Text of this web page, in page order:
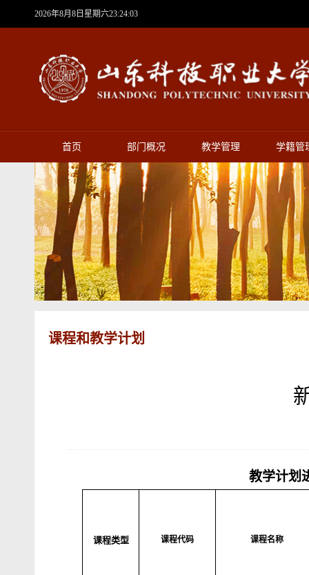
2026年8月8日星期六23:24:04
首页 部门概况 教学管理 学籍管
课程和教学计划
教学计划
课程类型 课程代码 课程名称